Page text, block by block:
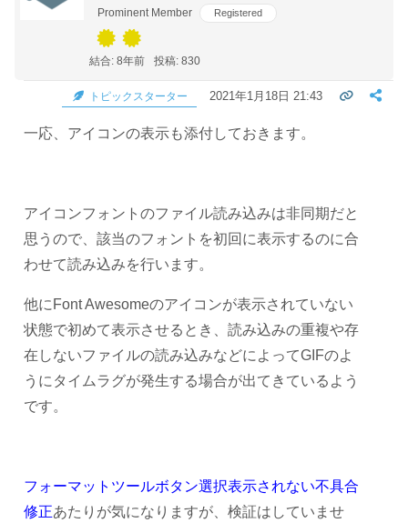
Prominent Member
Registered
結合: 8年前 投稿: 830
トピックスターター 2021年1月18日 21:43
一応、アイコンの表示も添付しておきます。
アイコンフォントのファイル読み込みは非同期だと
思うので、該当のフォントを初回に表示するのに合
わせて読み込みを行います。
他にFont Awesomeのアイコンが表示されていない
状態で初めて表示させるとき、読み込みの重複や存
在しないファイルの読み込みなどによってGIFのよ
うにタイムラグが発生する場合が出てきているよう
です。
フォーマットツールボタン選択表示されない不具合
修正あたりが気になりますが、検証はしていませ